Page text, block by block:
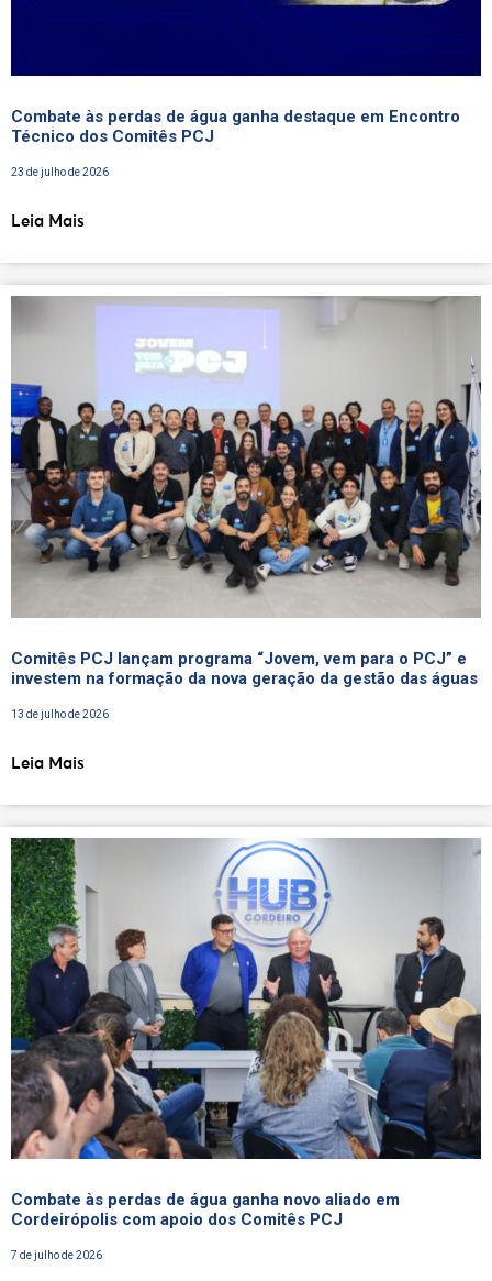
Combate às perdas de água ganha destaque em Encontro
Técnico dos Comitês PCJ
23 de julho de 2026
Leia Mais
Comitês PCJ lançam programa “Jovem, vem para o PCJ” e
investem na formação da nova geração da gestão das águas
13 de julho de 2026
Leia Mais
Combate às perdas de água ganha novo aliado em
Cordeirópolis com apoio dos Comitês PCJ
7 de julho de 2026